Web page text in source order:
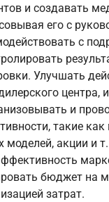
и создавать
его с
с
Улучшать
центра,
и
такие
моделей, акции и
бюджет на
затрат.